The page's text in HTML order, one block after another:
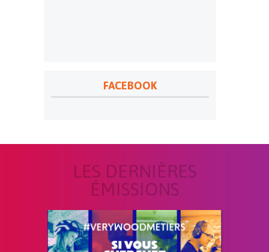
FACEBOOK
LES DERNIÈRES
ÉMISSIONS